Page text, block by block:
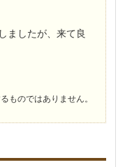
ましたが、来て良
ものではありません。